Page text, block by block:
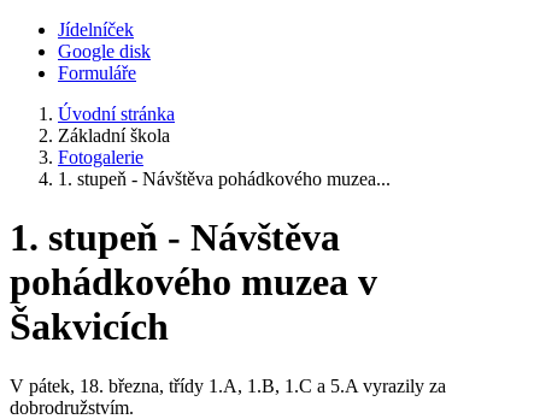
Jídelníček
Google disk
Formuláře
Úvodní stránka
Základní škola
Fotogalerie
1. stupeň - Návštěva pohádkového muzea...
1. stupeň - Návštěva
pohádkového muzea v
Šakvicích
V pátek, 18. března, třídy 1.A, 1.B, 1.C a 5.A vyrazily za
dobrodružstvím.